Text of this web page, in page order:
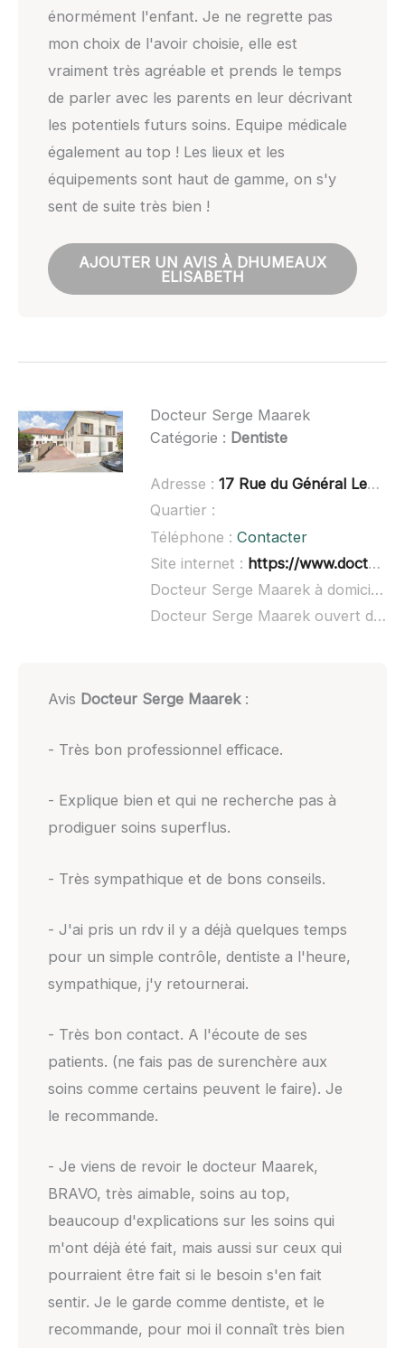
énormément l'enfant. Je ne regrette pas
mon choix de l'avoir choisie, elle est
vraiment très agréable et prends le temps
de parler avec les parents en leur décrivant
les potentiels futurs soins. Equipe médicale
également au top ! Les lieux et les
équipements sont haut de gamme, on s'y
sent de suite très bien !
AJOUTER UN AVIS À DHUMEAUX
ELISABETH
Docteur Serge Maarek
Catégorie : Dentiste
Adresse : 17 Rue du Général Leclerc, 60260 Lamorlaye
Quartier :
Téléphone : Contacter
Site internet : https://www.doctolib.fr/dentiste/lamorlaye/serge-maarek
Docteur Serge Maarek à domicile :
Docteur Serge Maarek ouvert dimanche :
Avis Docteur Serge Maarek:
- Très bon professionnel efficace.
- Explique bien et qui ne recherche pas à
prodiguer soins superflus.
- Très sympathique et de bons conseils.
- J'ai pris un rdv il y a déjà quelques temps
pour un simple contrôle, dentiste a l'heure,
sympathique, j'y retournerai.
- Très bon contact. A l'écoute de ses
patients. (ne fais pas de surenchère aux
soins comme certains peuvent le faire). Je
le recommande.
- Je viens de revoir le docteur Maarek,
BRAVO, très aimable, soins au top,
beaucoup d'explications sur les soins qui
m'ont déjà été fait, mais aussi sur ceux qui
pourraient être fait si le besoin s'en fait
sentir. Je le garde comme dentiste, et le
recommande, pour moi il connaît très bien